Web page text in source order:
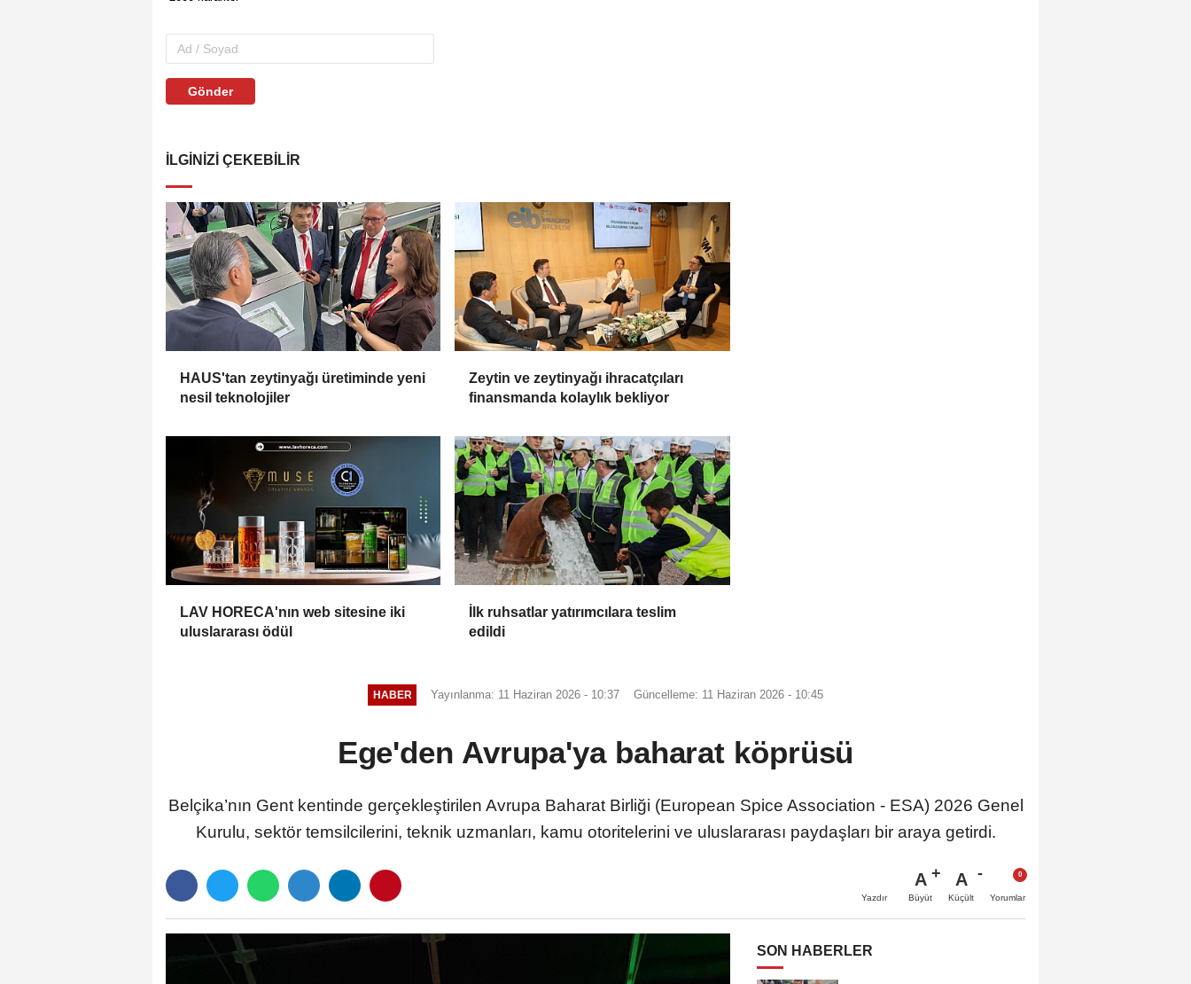
Gönder
İLGINIZI ÇEKEBILIR
HAUS'tan zeytinyağı üretiminde yeni
nesil teknolojiler
Zeytin ve zeytinyağı ihracatçıları
finansmanda kolaylık bekliyor
LAV HORECA'nın web sitesine iki
uluslararası ödül
İlk ruhsatlar yatırımcılara teslim
edildi
HABER Yayınlanma: 11 Haziran 2026 - 10:37 Güncelleme: 11 Haziran 2026 - 10:45
Ege'den Avrupa'ya baharat köprüsü
Belçika’nın Gent kentinde gerçekleştirilen Avrupa Baharat Birliği (European Spice Association - ESA) 2026 Genel
Kurulu, sektör temsilcilerini, teknik uzmanları, kamu otoritelerini ve uluslararası paydaşları bir araya getirdi.
Yazdır
A
Büyüt
A
Küçült Yorumlar
SON HABERLER